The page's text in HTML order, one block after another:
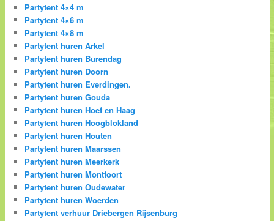
Partytent 4×4 m
Partytent 4×6 m
Partytent 4×8 m
Partytent huren Arkel
Partytent huren Burendag
Partytent huren Doorn
Partytent huren Everdingen.
Partytent huren Gouda
Partytent huren Hoef en Haag
Partytent huren Hoogblokland
Partytent huren Houten
Partytent huren Maarssen
Partytent huren Meerkerk
Partytent huren Montfoort
Partytent huren Oudewater
Partytent huren Woerden
Partytent verhuur Driebergen Rijsenburg